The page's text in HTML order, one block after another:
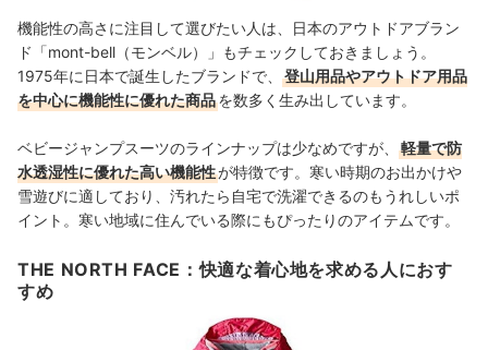
機能性の高さに注目して選びたい人は、日本のアウトドアブラン
ド「mont-bell（モンベル）」もチェックしておきましょう。
1975年に日本で誕生したブランドで、
登山用品やアウトドア用品
を中心に機能性に優れた商品を数多く生み出しています。
ベビージャンプスーツのラインナップは少なめですが、
軽量で防
水透湿性に優れた高い機能性が特徴です。寒い時期のお出かけや
雪遊びに適しており、汚れたら自宅で洗濯できるのもうれしいポ
イント。寒い地域に住んでいる際にもぴったりのアイテムです。
THE NORTH FACE：快適な着心地を求める人におす
すめ